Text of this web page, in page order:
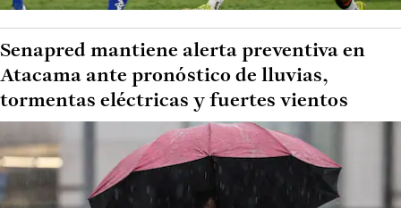
Senapred mantiene alerta preventiva en
Atacama ante pronóstico de lluvias,
tormentas eléctricas y fuertes vientos